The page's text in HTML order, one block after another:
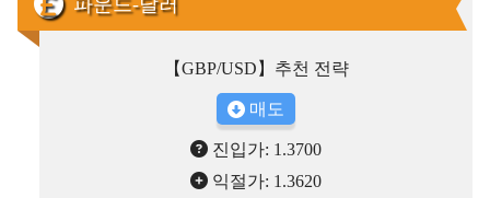
【GBP/USD】추천 전략
매도
진입가: 1.3700
익절가: 1.3620